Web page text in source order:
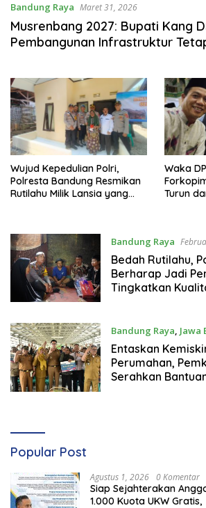
Bandung Raya Maret 31, 2026
Musrenbang 2027: Bupati Kang
Pembangunan Infrastruktur
Wujud Kepedulian Polri,
Polresta Bandung Resmikan
Rutilahu Milik Lansia yang
Waka
Turun
Bandung Raya
Bedah Rutilahu,
Berharap Jadi
Tingkatkan
Bandung Raya, Jawa
November 4, 2025
Entaskan
Perumahan,
Serahkan
Popular Post
Agustus 1, 2026 0 Komentar
Siap Sejahterakan
1.000 Kuota UKW